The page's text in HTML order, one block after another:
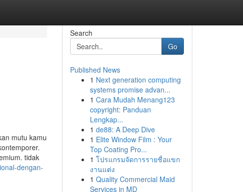
mutu kamu
tidak
dengan-
Search
Go
Published News
1 Next generation computing
systems promise advan...
1 Cara Mudah Menang123
copyright: Panduan
Lengkap...
1 de88: A Deep Dive
1 Elite Window Film : Your
Top Coating Pro...
1 โปรแกรมจัดการรายชื่อแขก
งานแต่ง
1 Quality Commercial Maid
Services in MD